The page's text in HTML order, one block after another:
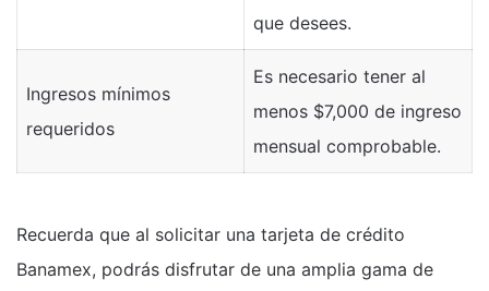
que desees.
Ingresos mínimos
requeridos
Es necesario tener al
menos $7,000 de ingreso
mensual comprobable.
Recuerda que al solicitar una tarjeta de crédito
Banamex, podrás disfrutar de una amplia gama de